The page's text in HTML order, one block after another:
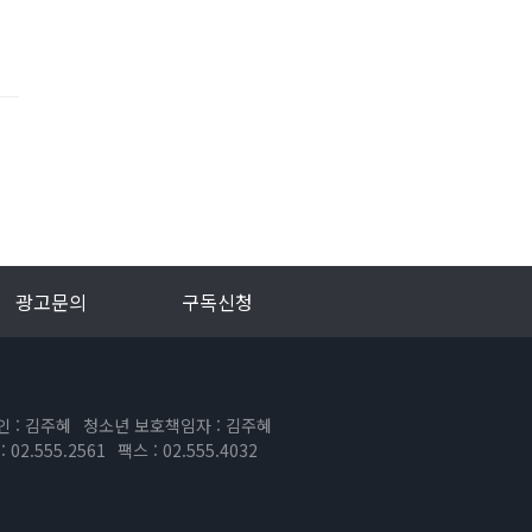
광고문의 구독신청
: 김주혜
청소년 보호책임자 : 김주혜
02.555.2561 팩스 : 02.555.4032